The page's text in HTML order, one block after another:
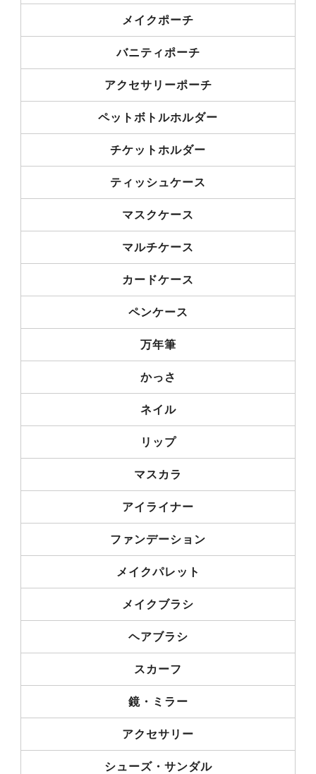
メイクポーチ
バニティポーチ
アクセサリーポーチ
ペットボトルホルダー
チケットホルダー
ティッシュケース
マスクケース
マルチケース
カードケース
ペンケース
万年筆
かっさ
ネイル
リップ
マスカラ
アイライナー
ファンデーション
メイクパレット
メイクブラシ
ヘアブラシ
スカーフ
鏡・ミラー
アクセサリー
シューズ・サンダル